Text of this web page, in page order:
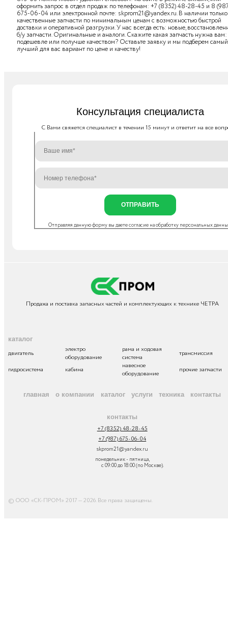
оформить запрос в отдел продаж по телефонам: +7 (8352) 48-28-45 и 8
675-06-04 или электронной почте: skprom21@yandex.ru. В наличии только
качественные запчасти по минимальным ценам с возможностью быстрой
доставки и оперативной разгрузки. У нас всегда есть: новые,
б/у запчасти. Оригинальные и аналоги. Скажите какая запчасть нужна вам:
подешевле или получше качеством? Оставьте заявку и мы подберем самый
лучший для вас вариант по цене и качеству!
Консультация специалиста
C Вами свяжется специалист в течении 15 минут и ответит на все
ОТПРАВИТЬ
Отправляя данную форму вы даете согласие наобработку персональных
Продажа и поставка запасных частей и комплектующих к технике ЧЕТРА
каталог
двигатель
электро
оборудование
рама и ходовая
система
трансмиссия
гидросистема
кабина
навесное
оборудование
прочие запчасти
главная о компании каталог услуги техника контакты
контакты
+7 (8352) 48-28-45
+7 (987) 675-06-04
skprom21@yandex.ru
понедельник - пятница,
с 09:00 до 18:00 (по Москве).
© ООО «СК-ПРОМ» 2017 — 2026. Все права защищены